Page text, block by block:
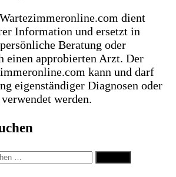
dient
Information und ersetzt in
Beratung oder
einen approbierten Arzt. Der
kann und darf
eigenständiger Diagnosen oder
werden.